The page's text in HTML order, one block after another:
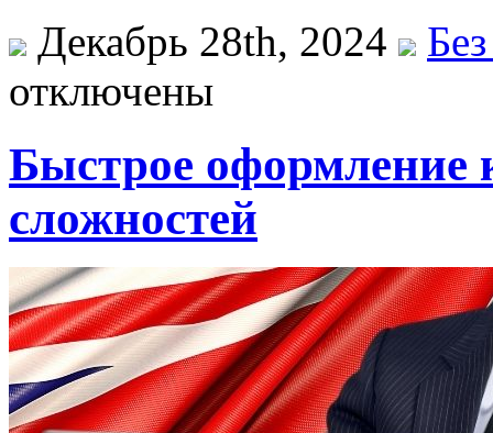
Декабрь 28th, 2024
отключены
Быстрое оформление
сложностей